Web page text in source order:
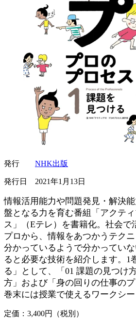
発行 NHK出版
発行日 2021年1月13日
情報活用能力や問題発見・解決
盤となる力を育む番組「アクテ
ス」（Eテレ）を書籍化。社会で
プロから、情報をあつかうテクニ
分かっているようで分かってい
ると必要な技術を紹介します。1
る」として、「01 課題の見つけ
方」および「身の回りの仕事のプ
巻末には授業で使えるワークシー
定価：3,400円（税別）